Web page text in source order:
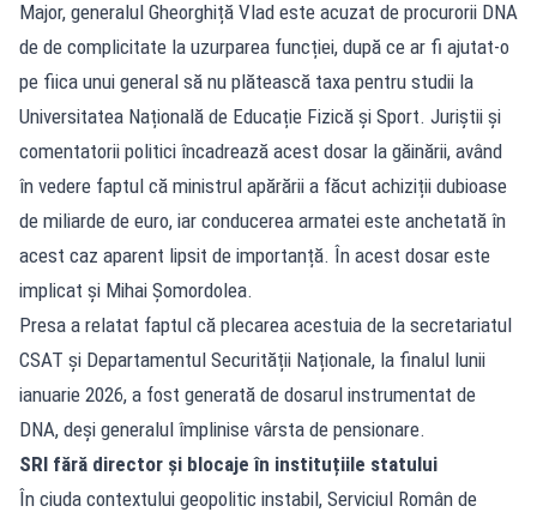
Major, generalul Gheorghiță Vlad este acuzat de procurorii DNA
de de complicitate la uzurparea funcției, după ce ar fi ajutat-o
pe fiica unui general să nu plătească taxa pentru studii la
Universitatea Națională de Educație Fizică și Sport. Juriștii și
comentatorii politici încadrează acest dosar la găinării, având
în vedere faptul că ministrul apărării a făcut achiziții dubioase
de miliarde de euro, iar conducerea armatei este anchetată în
acest caz aparent lipsit de importanță. În acest dosar este
implicat și Mihai Șomordolea.
Presa a relatat faptul că plecarea acestuia de la secretariatul
CSAT și Departamentul Securității Naționale, la finalul lunii
ianuarie 2026, a fost generată de dosarul instrumentat de
DNA, deși generalul împlinise vârsta de pensionare.
SRI fără director și blocaje în instituțiile statului
În ciuda contextului geopolitic instabil, Serviciul Român de